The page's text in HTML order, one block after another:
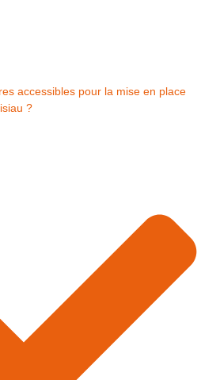
accessibles pour la mise en place
?